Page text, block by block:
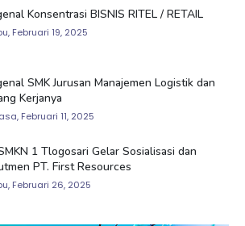
Konsentrasi BISNIS RITEL / RETAIL
Februari 19, 2025
SMK Jurusan Manajemen Logistik dan
Kerjanya
Februari 11, 2025
1 Tlogosari Gelar Sosialisasi dan
PT. First Resources
Februari 26, 2025